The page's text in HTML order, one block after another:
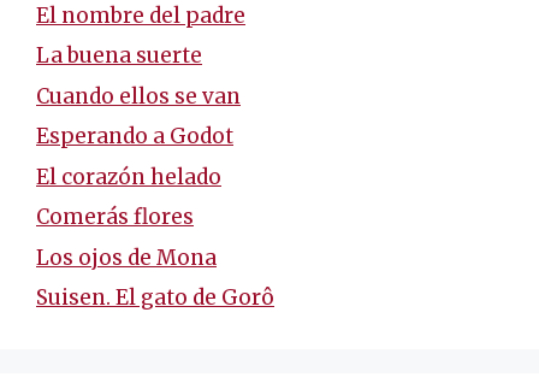
El nombre del padre
La buena suerte
Cuando ellos se van
Esperando a Godot
El corazón helado
Comerás flores
Los ojos de Mona
Suisen. El gato de Gorô